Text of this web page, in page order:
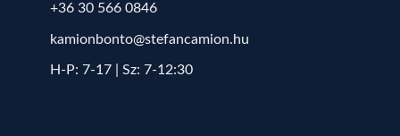
+36 30 566 0846
kamionbonto@stefancamion.hu
H-P: 7-17 | Sz: 7-12:30